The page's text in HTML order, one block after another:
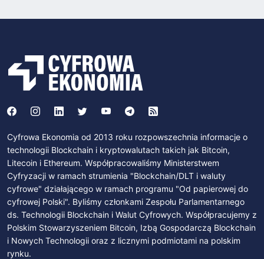
Cyfrowa Ekonomia od 2013 roku rozpowszechnia informacje o
technologii Blockchain i kryptowalutach takich jak Bitcoin,
Litecoin i Ethereum. Współpracowaliśmy Ministerstwem
Cyfryzacji w ramach strumienia "Blockchain/DLT i waluty
cyfrowe" działającego w ramach programu "Od papierowej do
cyfrowej Polski". Byliśmy członkami Zespołu Parlamentarnego
ds. Technologii Blockchain i Walut Cyfrowych. Współpracujemy z
Polskim Stowarzyszeniem Bitcoin, Izbą Gospodarczą Blockchain
i Nowych Technologii oraz z licznymi podmiotami na polskim
rynku.